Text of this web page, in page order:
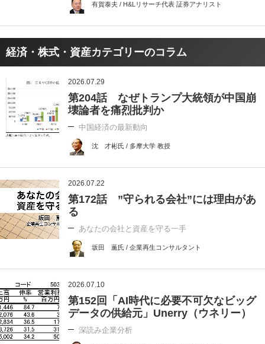
有賀泰夫 / H&Lリサーチ代表 証券アナリスト
経済・株式・資産カテゴリーのコラム
2026.07.29
第204話 なぜトランプ大統領が中国崩
壊論者を痛烈批判か
中国経済の最新動向
沈 才彬氏 / 多摩大学 教授
2026.07.22
第172話 ”守られる会社”には理由があ
る
あなたの会社と資産を守る一手
坂田 薫氏 / 企業再生コンサルタント
2026.07.10
第152回「AI時代に必要不可欠なビッグ
データの供給元」Unerry（ウネリー）
深読み企業分析